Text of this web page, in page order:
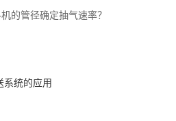
的管径确定抽气速率？
系统的应用